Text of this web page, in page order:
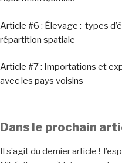
Article #6 : Élevage : types
répartition spatiale
Article #7 : Importations et
avec les pays voisins
Dans le prochain
Il s’agit du dernier article !